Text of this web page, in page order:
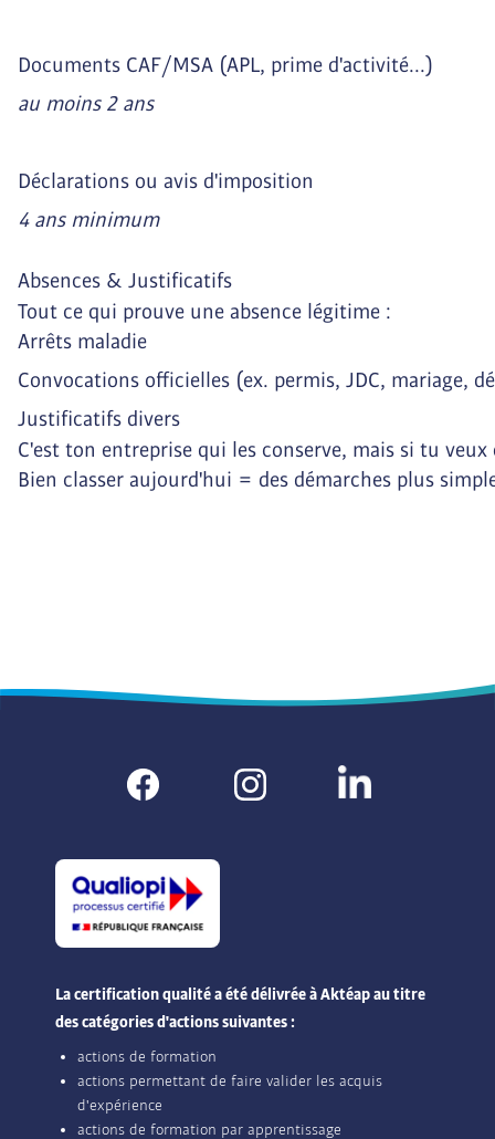
Documents CAF/MSA (APL, prime d'activité...)
au moins 2 ans
Déclarations ou avis d'imposition
4 ans minimum
Absences & Justificatifs
Tout ce qui prouve une absence légitime :
Arrêts maladie
Convocations officielles (ex. permis, JDC, mariage,
Justificatifs divers
C'est ton entreprise qui les conserve, mais si tu
Bien classer aujourd'hui = des démarches plus
La certification qualité a été délivrée à Aktéap au titre
des catégories d'actions suivantes :
actions de formation
actions permettant de faire valider les acquis
d'expérience
actions de formation par apprentissage